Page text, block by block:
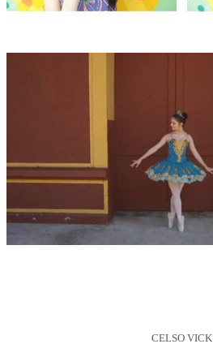
CELSO VICK